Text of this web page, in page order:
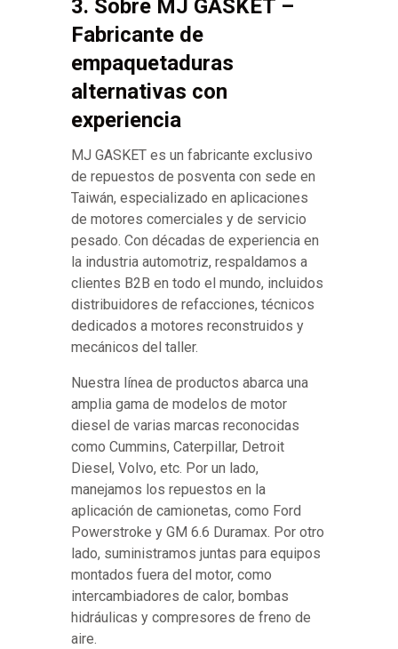
3. Sobre MJ GASKET –
Fabricante de
empaquetaduras
alternativas con
experiencia
MJ GASKET es un fabricante exclusivo
de repuestos de posventa con sede en
Taiwán, especializado en aplicaciones
de motores comerciales y de servicio
pesado. Con décadas de experiencia en
la industria automotriz, respaldamos a
clientes B2B en todo el mundo, incluidos
distribuidores de refacciones, técnicos
dedicados a motores reconstruidos y
mecánicos del taller.
Nuestra línea de productos abarca una
amplia gama de modelos de motor
diesel de varias marcas reconocidas
como Cummins, Caterpillar, Detroit
Diesel, Volvo, etc. Por un lado,
manejamos los repuestos en la
aplicación de camionetas, como Ford
Powerstroke y GM 6.6 Duramax. Por otro
lado, suministramos juntas para equipos
montados fuera del motor, como
intercambiadores de calor, bombas
hidráulicas y compresores de freno de
aire.